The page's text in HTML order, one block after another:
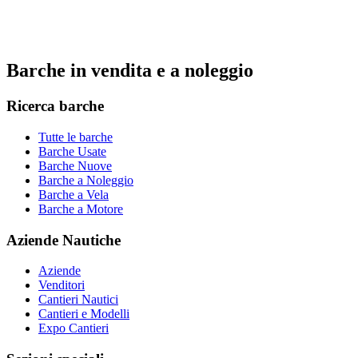
Barche in vendita e a noleggio
Ricerca barche
Tutte le barche
Barche Usate
Barche Nuove
Barche a Noleggio
Barche a Vela
Barche a Motore
Aziende Nautiche
Aziende
Venditori
Cantieri Nautici
Cantieri e Modelli
Expo Cantieri